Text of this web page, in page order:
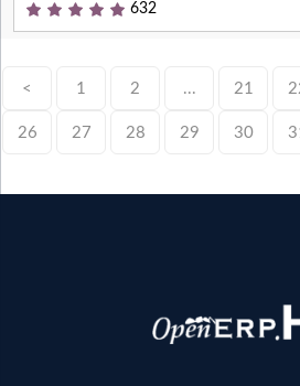
632
< 1 2 ... 21
26 27 28 29 30